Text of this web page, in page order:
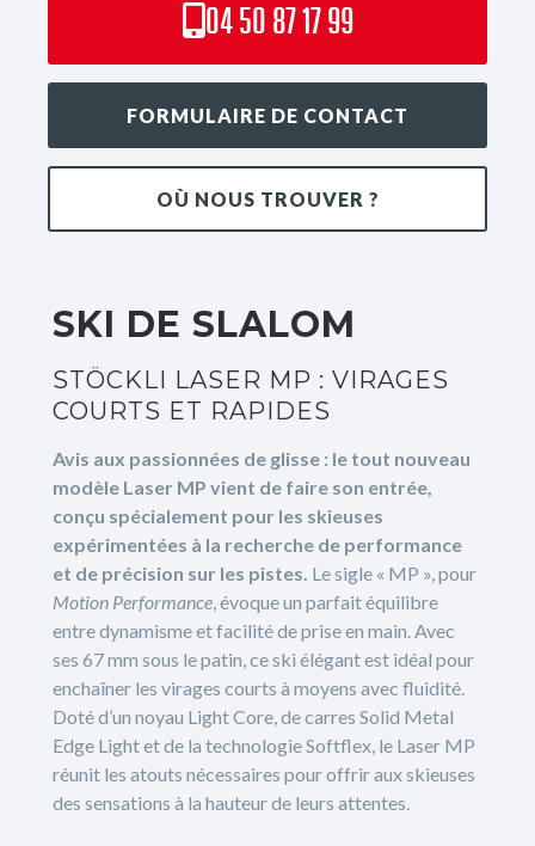
04 50 87 17 99
FORMULAIRE DE CONTACT
OÙ NOUS TROUVER ?
SKI DE SLALOM
STÖCKLI LASER MP : VIRAGES
COURTS ET RAPIDES
Avis aux passionnées de glisse : le tout nouveau
modèle Laser MP vient de faire son entrée,
conçu spécialement pour les skieuses
expérimentées à la recherche de performance
et de précision sur les pistes. Le sigle « MP », pour
Motion Performance, évoque un parfait équilibre
entre dynamisme et facilité de prise en main. Avec
ses 67 mm sous le patin, ce ski élégant est idéal pour
enchaîner les virages courts à moyens avec fluidité.
Doté d’un noyau Light Core, de carres Solid Metal
Edge Light et de la technologie Softflex, le Laser MP
réunit les atouts nécessaires pour offrir aux skieuses
des sensations à la hauteur de leurs attentes.